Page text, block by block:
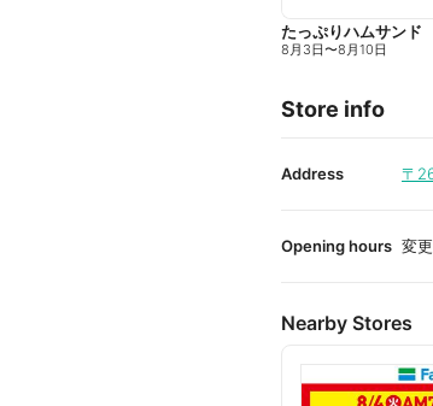
たっぷりハムサンド
8月3日〜8月10日
Store info
Address 〒
Opening hours 変
Nearby Stores